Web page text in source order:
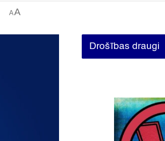
AA
Drošības draugi